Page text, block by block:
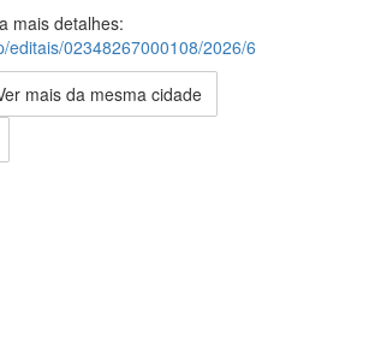
mais detalhes:
editais/02348267000108/2026/6
mais da mesma cidade